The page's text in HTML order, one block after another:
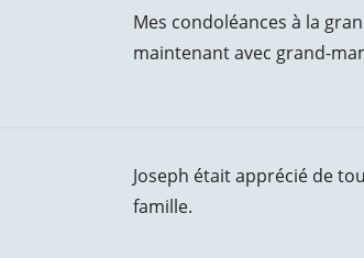
Mes condoléances à la
maintenant avec grand-
Joseph était apprécié de
famille.